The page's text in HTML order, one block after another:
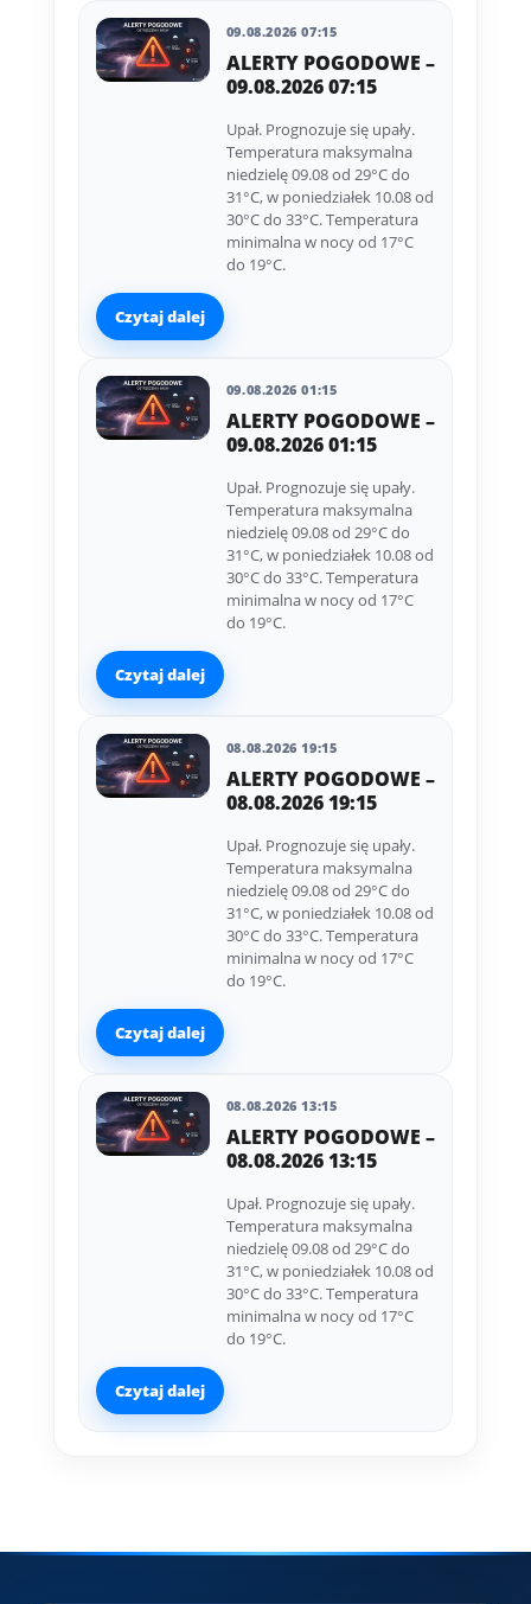
09.08.2026 07:15
ALERTY POGODOWE –
09.08.2026 07:15
Upał. Prognozuje się upały.
Temperatura maksymalna
niedzielę 09.08 od 29°C do
31°C, w poniedziałek 10.08 od
30°C do 33°C. Temperatura
minimalna w nocy od 17°C
do 19°C.
Czytaj dalej
09.08.2026 01:15
ALERTY POGODOWE –
09.08.2026 01:15
Upał. Prognozuje się upały.
Temperatura maksymalna
niedzielę 09.08 od 29°C do
31°C, w poniedziałek 10.08 od
30°C do 33°C. Temperatura
minimalna w nocy od 17°C
do 19°C.
Czytaj dalej
08.08.2026 19:15
ALERTY POGODOWE –
08.08.2026 19:15
Upał. Prognozuje się upały.
Temperatura maksymalna
niedzielę 09.08 od 29°C do
31°C, w poniedziałek 10.08 od
30°C do 33°C. Temperatura
minimalna w nocy od 17°C
do 19°C.
Czytaj dalej
08.08.2026 13:15
ALERTY POGODOWE –
08.08.2026 13:15
Upał. Prognozuje się upały.
Temperatura maksymalna
niedzielę 09.08 od 29°C do
31°C, w poniedziałek 10.08 od
30°C do 33°C. Temperatura
minimalna w nocy od 17°C
do 19°C.
Czytaj dalej